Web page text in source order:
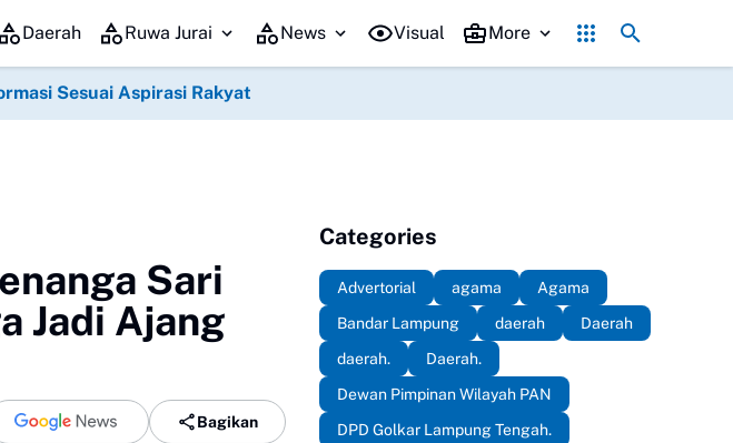
Perwakilan Ranting (DPRt), dan Relawan Putri Zulkifli Hasan (PZH)resmi di lantik , sekaligus
Daerah Ruwa Jurai News Visual More
Sesuai Aspirasi Rakyat
Sari
Jadi Ajang
Bagikan
Categories
Advertorial agama
Agama
Bandar Lampung
daerah
Daerah
daerah.
Daerah.
Dewan Pimpinan Wilayah PAN
DPD Golkar Lampung Tengah.